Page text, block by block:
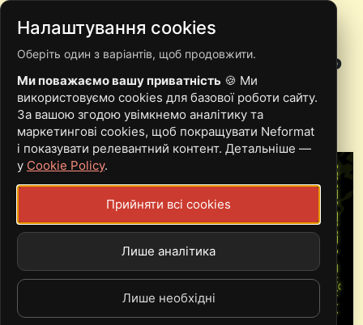
КУЛЬТУРА:ВІЙНА. ЄГОР
ФЕЛЮСТ (NEFORMAT)
Налаштування cookies
Оберіть один з варіантів, щоб продовжити.
Ми поважаємо вашу приватність 🍪 Ми
використовуємо cookies для базової роботи сайту.
За вашою згодою увімкнемо аналітику та
маркетингові cookies, щоб покращувати Neformat
і показувати релевантний контент. Детальніше —
у Cookie Policy.
Прийняти всі cookies
Лише аналітика
Лише необхідні